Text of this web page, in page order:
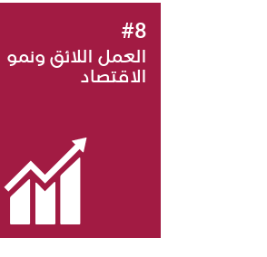
#8
العمل اللائق ونمو
الاقتصاد